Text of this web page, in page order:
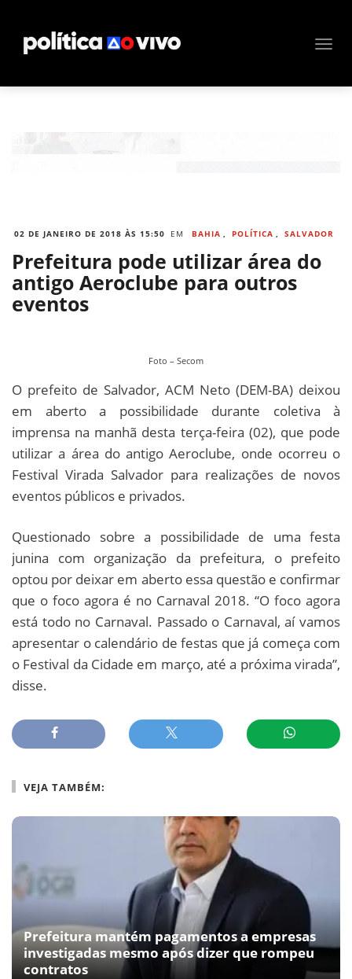
02 DE JANEIRO DE 2018 ÀS 15:50 EM BAHIA , POLÍTICA , SALVADOR
Prefeitura pode utilizar área do
antigo Aeroclube para outros
eventos
Foto – Secom
O prefeito de Salvador, ACM Neto (DEM-BA) deixou
em aberto a possibilidade durante coletiva à
imprensa na manhã desta terça-feira (02), que pode
utilizar a área do antigo Aeroclube, onde ocorreu o
Festival Virada Salvador para realizações de novos
eventos públicos e privados.
Questionado sobre a possibilidade de uma festa
junina com organização da prefeitura, o prefeito
optou por deixar em aberto essa questão e confirmar
que o foco agora é no Carnaval 2018. “O foco agora
está todo no Carnaval. Passado o Carnaval, aí vamos
apresentar o calendário de festas que já começa com
o Festival da Cidade em março, até a próxima virada”,
disse.
VEJA TAMBÉM:
Prefeitura mantém pagamentos a empresas
investigadas mesmo após dizer que rompeu
contratos